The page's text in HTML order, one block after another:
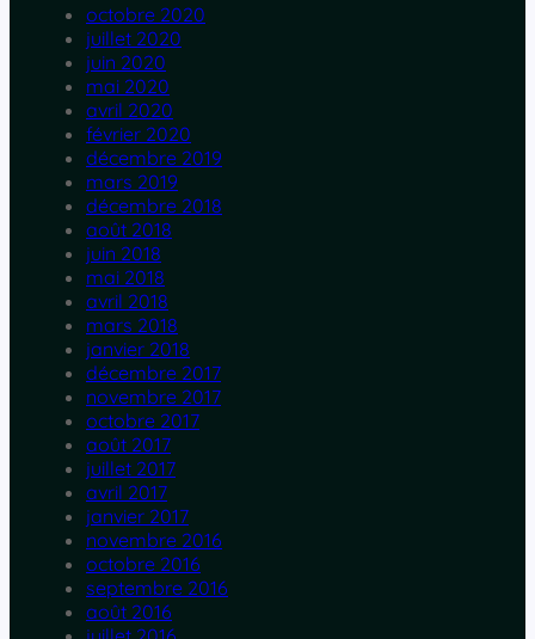
octobre 2020
juillet 2020
juin 2020
mai 2020
avril 2020
février 2020
décembre 2019
mars 2019
décembre 2018
août 2018
juin 2018
mai 2018
avril 2018
mars 2018
janvier 2018
décembre 2017
novembre 2017
octobre 2017
août 2017
juillet 2017
avril 2017
janvier 2017
novembre 2016
octobre 2016
septembre 2016
août 2016